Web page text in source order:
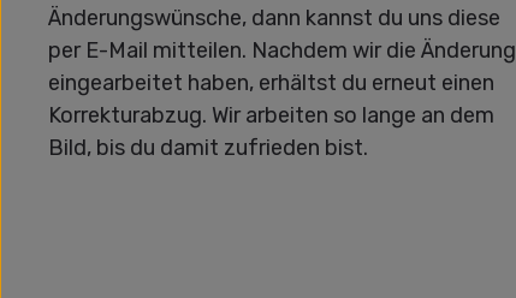
Änderungswünsche, dann kannst du uns diese
per E-Mail mitteilen. Nachdem wir die Änderung
eingearbeitet haben, erhältst du erneut einen
Korrekturabzug. Wir arbeiten so lange an dem
Bild, bis du damit zufrieden bist.